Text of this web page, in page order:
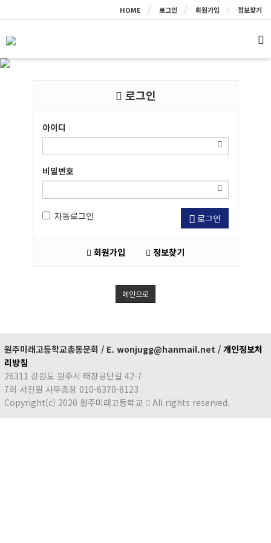
HOME 로그인 회원가입 정보찾기
로그인
아이디
비밀번호
자동로그인 로그인
회원가입 정보찾기
메인으로
원주미래고등학교총동문회 / E. wonjugg@hanmail.net / 개인정보처
리방침
26311 강원도 원주시 태장공단길 42-7
7회 서진원 사무총장 010-6370-8123
Copyright(c) 2020 원주미래고등학교
All rights reserved.